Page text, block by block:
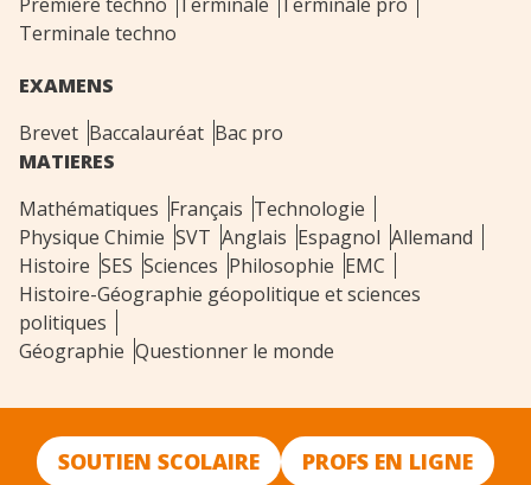
Terminale techno
EXAMENS
Brevet Baccalauréat Bac pro
MATIERES
Mathématiques Français Technologie
Physique Chimie SVT Anglais Espagnol Allemand
Histoire SES Sciences Philosophie EMC
Histoire-Géographie géopolitique et sciences
politiques
Géographie Questionner le monde
SOUTIEN SCOLAIRE PROFS EN LIGNE